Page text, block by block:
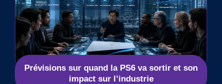
Prévisions sur quand la PS6 va sortir et son
impact sur l’industrie